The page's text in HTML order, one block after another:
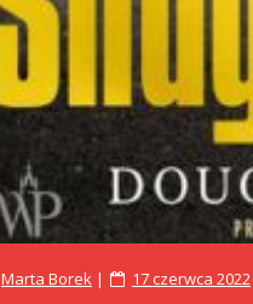
Marta Borek
Posted
17 czerwca 2022